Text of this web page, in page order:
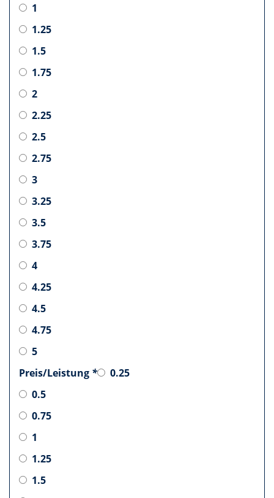
1
1.25
1.5
1.75
2
2.25
2.5
2.75
3
3.25
3.5
3.75
4
4.25
4.5
4.75
5
Preis/Leistung *
0.25
0.5
0.75
1
1.25
1.5